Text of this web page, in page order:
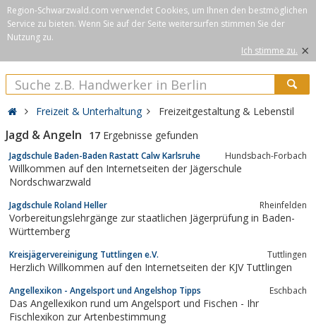
Region-Schwarzwald.com verwendet Cookies, um Ihnen den bestmöglichen
Service zu bieten. Wenn Sie auf der Seite weitersurfen stimmen Sie der
Nutzung zu.
Ich stimme zu. ×
Freizeit & Unterhaltung Freizeitgestaltung & Lebenstil
Jagd & Angeln 17 Ergebnisse gefunden
Jagdschule Baden-Baden Rastatt Calw Karlsruhe Hundsbach-Forbach
Willkommen auf den Internetseiten der Jägerschule
Nordschwarzwald
Jagdschule Roland Heller Rheinfelden
Vorbereitungslehrgänge zur staatlichen Jägerprüfung in Baden-
Württemberg
Kreisjägervereinigung Tuttlingen e.V. Tuttlingen
Herzlich Willkommen auf den Internetseiten der KJV Tuttlingen
Angellexikon - Angelsport und Angelshop Tipps Eschbach
Das Angellexikon rund um Angelsport und Fischen - Ihr
Fischlexikon zur Artenbestimmung